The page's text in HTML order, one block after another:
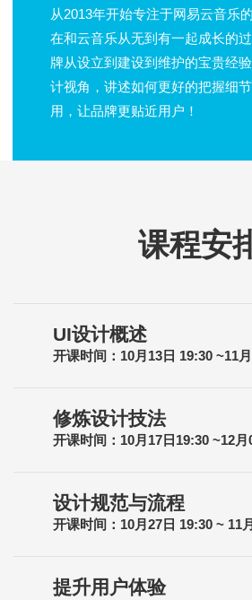
从2013年开始专注于网易云音乐
在和云音乐从无到有一起成长的
牌从设立到建设到维护的宝贵经
计视角，讲述如何更好的把握细
用，让品牌更贴近用户！
课程安
UI设计概述
开课时间：10月13日 19:30 ~11
修炼设计技法
开课时间：10月17日19:30 ~12月
设计规范与流程
开课时间：10月27日 19:30 ~ 11
提升用户体验